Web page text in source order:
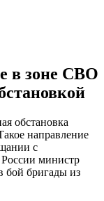
в зоне СВО
обстановка
направление
с
министр
бой бригады из